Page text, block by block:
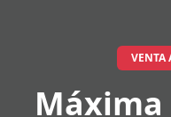
VENTA